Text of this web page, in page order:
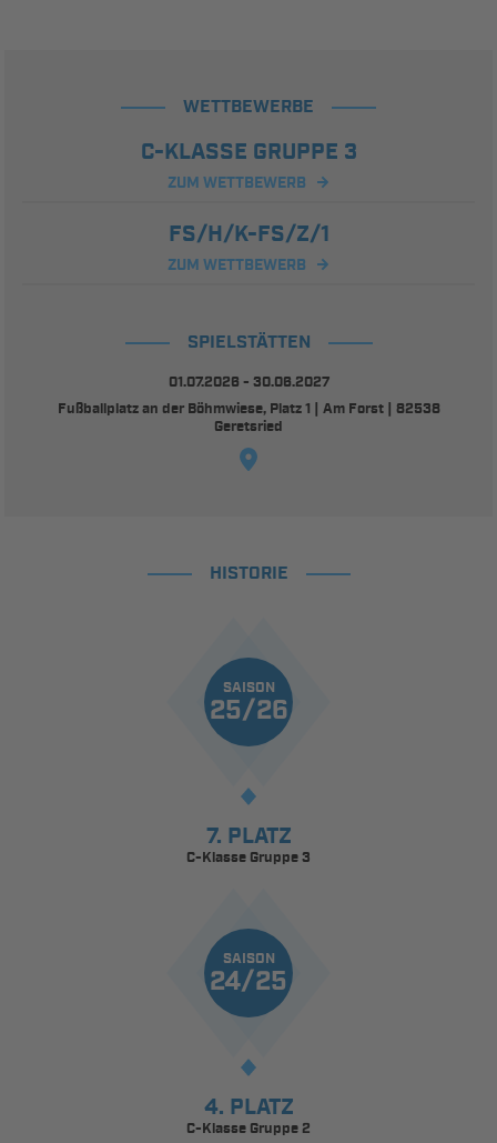
WETTBEWERBE
C-KLASSE GRUPPE 3
ZUM WETTBEWERB
FS/H/K-FS/Z/1
ZUM WETTBEWERB
SPIELSTÄTTEN
01.07.2026 - 30.06.2027
Fußballplatz an der Böhmwiese, Platz 1 | Am Forst | 82538
Geretsried
HISTORIE
SAISON
25/26
7. PLATZ
C-Klasse Gruppe 3
SAISON
24/25
4. PLATZ
C-Klasse Gruppe 2